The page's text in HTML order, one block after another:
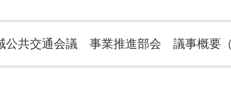
域づくり・市民活動 文化・生涯学習
ども発達支援センター こども支援センターかがや
ール
病気・けが・AED
市からのお知らせ 広報・広聴
農林業 農業委員会
公共交通会議 事業推進部会 議事概要（